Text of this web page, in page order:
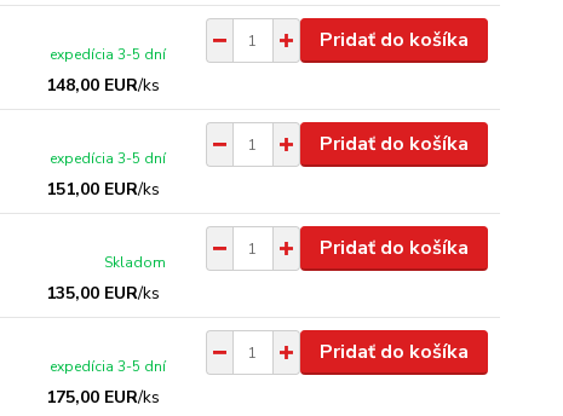
148,00 EUR/ks
expedícia 3-5 dní
Pridať do košíka
151,00 EUR/ks
expedícia 3-5 dní
Pridať do košíka
135,00 EUR/ks
Skladom
Pridať do košíka
175,00 EUR/ks
expedícia 3-5 dní
Pridať do košíka